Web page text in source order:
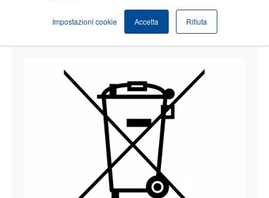
Impostazioni cookie Accetta Rifiuta
WEEE, REACH e RoHS